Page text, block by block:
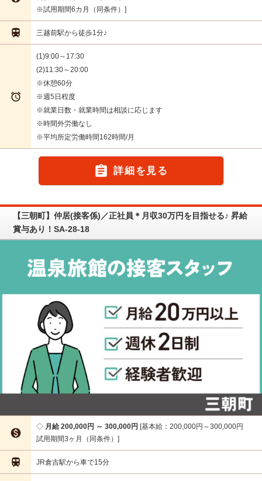
※試用期間6カ月（同条件）
 三越前駅から徒歩1分♪

(1)9:00～17:30
(2)11:30～20:00
※休憩60分
※週5日程度
※就業日数・就業時間は相談に応じます
※時間外労働なし
※平均所定労働時間162時間/月
 詳細を見る
【三朝町】仲居(接客係)／正社員＊月収30万円を目指せる♪ 昇給
賞与あり！SA-28-18

月給 200,000円 ～ 300,000円 基本給：200,000円～300,000円
試用期間3ヶ月（同条件）
 JR倉吉駅から車で15分